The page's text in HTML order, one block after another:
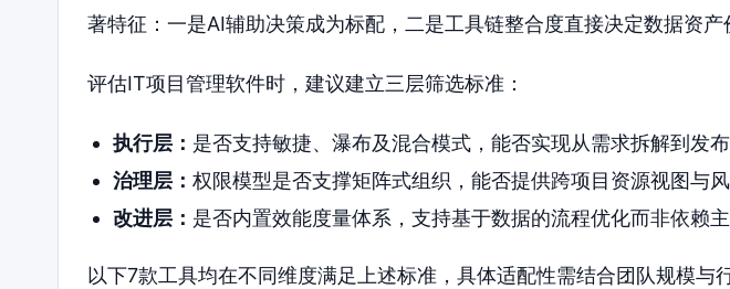
著特征：一是AI辅助决策成为标配，二是工具链整合度直接决定数据资产
评估IT项目管理软件时，建议建立三层筛选标准：
执行层： 是否支持敏捷、瀑布及混合模式，能否实现从需求拆解到发
治理层： 权限模型是否支撑矩阵式组织，能否提供跨项目资源视图与
改进层： 是否内置效能度量体系，支持基于数据的流程优化而非依赖
以下7款工具均在不同维度满足上述标准，具体适配性需结合团队规模与